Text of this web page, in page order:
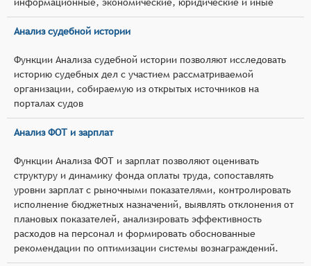
Анализ судебной истории
Функции Анализа судебной истории позволяют исследовать
историю судебных дел с участием рассматриваемой
организации, собираемую из открытых источников на
порталах судов
Анализ ФОТ и зарплат
Функции Анализа ФОТ и зарплат позволяют оценивать
структуру и динамику фонда оплаты труда, сопоставлять
уровни зарплат с рыночными показателями, контролировать
исполнение бюджетных назначений, выявлять отклонения от
плановых показателей, анализировать эффективность
расходов на персонал и формировать обоснованные
рекомендации по оптимизации системы вознаграждений.